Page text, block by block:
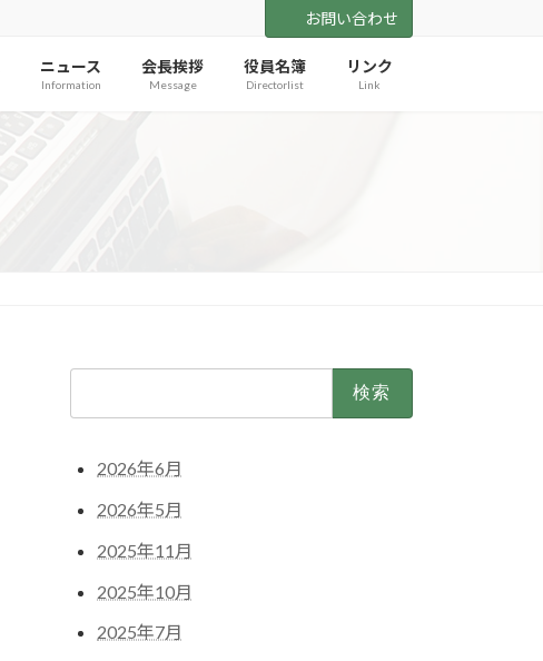
お問い合わせ
ニュース
Information
会長挨拶
Message
役員名簿
Directorlist
リンク
Link
2026年6月
2026年5月
2025年11月
2025年10月
2025年7月